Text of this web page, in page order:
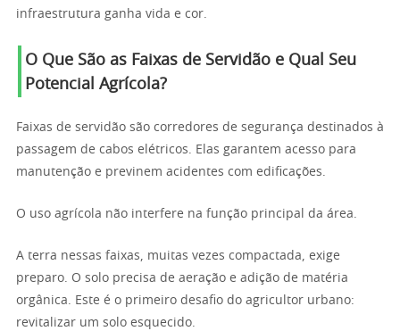
infraestrutura ganha vida e cor.
O Que São as Faixas de Servidão e Qual Seu
Potencial Agrícola?
Faixas de servidão são corredores de segurança destinados à
passagem de cabos elétricos. Elas garantem acesso para
manutenção e previnem acidentes com edificações.
O uso agrícola não interfere na função principal da área.
A terra nessas faixas, muitas vezes compactada, exige
preparo. O solo precisa de aeração e adição de matéria
orgânica. Este é o primeiro desafio do agricultor urbano:
revitalizar um solo esquecido.